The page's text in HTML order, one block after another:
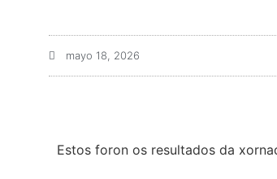
mayo 18, 2026
Estos foron os resultados da